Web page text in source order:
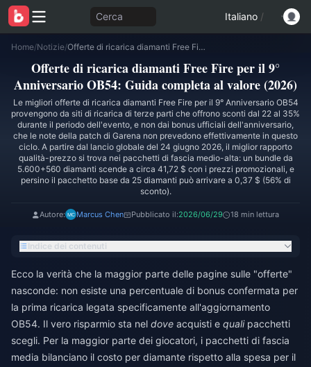
Cerca Italiano /
Home/Notizie/ Offerte di ricarica diamanti Free Fire per il 9° Anniversario OB54: Guida completa al valore (2026)
Offerte di ricarica diamanti Free Fire per il 9°
Anniversario OB54: Guida completa al valore (2026)
Le migliori offerte di ricarica diamanti Free Fire per il 9° Anniversario OB54
provengono da siti di ricarica di terze parti che offrono sconti dal 22 al 35%
durante il periodo dell'evento, e non dai bonus ufficiali dell'anniversario,
che le note della patch di Garena non prevedono effettivamente in questo
ciclo. A partire dal lancio globale del 24 giugno 2026, il miglior rapporto
qualità-prezzo si trova nei pacchetti di fascia medio-alta: un bundle da
5.600+560 diamanti scende a circa 41,72 $ con i prezzi promozionali, e
persino il pacchetto base da 25 diamanti può arrivare a 0,37 $ (56% di
sconto).
Autore: Marcus Chen Pubblicato il:2026/06/29 18 min lettura
Indice dei contenuti
Ecco la verità che la maggior parte delle pagine sulle "offerte"
nasconde: non esiste una percentuale di bonus confermata per
la prima ricarica legata specificamente all'aggiornamento
OB54. Il vero risparmio sta nel dove acquisti e qualipacchetti
scegli. Per la maggior parte dei giocatori, i pacchetti di fascia
media bilanciano il costo per diamante rispetto alla spesa per il